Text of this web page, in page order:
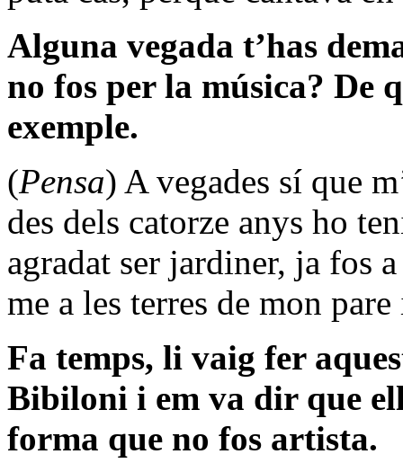
Alguna vegada t’has
no fos per la música? De
exemple.
(Pensa) A vegades sí que
des dels catorze anys ho
agradat ser jardiner, ja fos
me a les terres de mon
Fa temps, li vaig fer
Bibiloni i em va dir que
forma que no fos artista.